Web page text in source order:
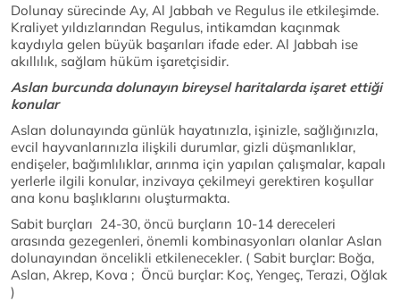
Dolunay sürecinde Ay, Al Jabbah ve Regulus ile etkileşimde.
Kraliyet yıldızlarından Regulus, intikamdan kaçınmak
kaydıyla gelen büyük başarıları ifade eder. Al Jabbah ise
akıllılık, sağlam hüküm işaretçisidir.
Aslan burcunda dolunayın bireysel haritalarda işaret ettiği
konular
Aslan dolunayında günlük hayatınızla, işinizle, sağlığınızla,
evcil hayvanlarınızla ilişkili durumlar, gizli düşmanlıklar,
endişeler, bağımlılıklar, arınma için yapılan çalışmalar, kapalı
yerlerle ilgili konular, inzivaya çekilmeyi gerektiren koşullar
ana konu başlıklarını oluşturmakta.
Sabit burçları 24-30, öncü burçların 10-14 dereceleri
arasında gezegenleri, önemli kombinasyonları olanlar Aslan
dolunayından öncelikli etkilenecekler. ( Sabit burçlar: Boğa,
Aslan, Akrep, Kova ; Öncü burçlar: Koç, Yengeç, Terazi, Oğlak
)